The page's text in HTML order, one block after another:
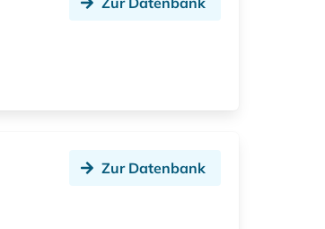
Zur Datenbank